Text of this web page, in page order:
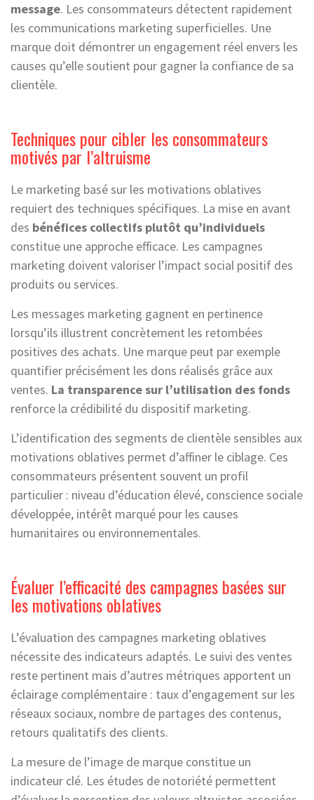
message. Les consommateurs détectent rapidement
les communications marketing superficielles. Une
marque doit démontrer un engagement réel envers les
causes qu’elle soutient pour gagner la confiance de sa
clientèle.
Techniques pour cibler les consommateurs
motivés par l’altruisme
Le marketing basé sur les motivations oblatives
requiert des techniques spécifiques. La mise en avant
des bénéfices collectifs plutôt qu’individuels
constitue une approche efficace. Les campagnes
marketing doivent valoriser l’impact social positif des
produits ou services.
Les messages marketing gagnent en pertinence
lorsqu’ils illustrent concrètement les retombées
positives des achats. Une marque peut par exemple
quantifier précisément les dons réalisés grâce aux
ventes. La transparence sur l’utilisation des fonds
renforce la crédibilité du dispositif marketing.
L’identification des segments de clientèle sensibles aux
motivations oblatives permet d’affiner le ciblage. Ces
consommateurs présentent souvent un profil
particulier : niveau d’éducation élevé, conscience sociale
développée, intérêt marqué pour les causes
humanitaires ou environnementales.
Évaluer l’efficacité des campagnes basées sur
les motivations oblatives
L’évaluation des campagnes marketing oblatives
nécessite des indicateurs adaptés. Le suivi des ventes
reste pertinent mais d’autres métriques apportent un
éclairage complémentaire : taux d’engagement sur les
réseaux sociaux, nombre de partages des contenus,
retours qualitatifs des clients.
La mesure de l’image de marque constitue un
indicateur clé. Les études de notoriété permettent